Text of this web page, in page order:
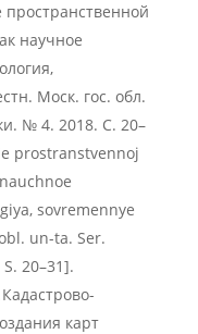
пространственной
научное
Моск. гос. обл.
№ 4. 2018. С. 20–
prostranstvennoj
sovremennye
un-ta. Ser.
20–31].
Кадастрово-
карт